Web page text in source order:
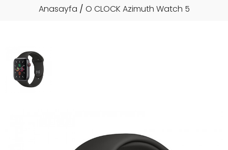
Anasayfa O CLOCK Azimuth Watch 5